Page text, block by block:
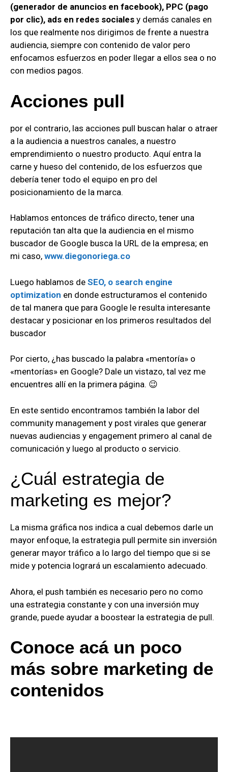
(generador de anuncios en facebook), PPC (pago
por clic), ads en redes sociales y demás canales en
los que realmente nos dirigimos de frente a nuestra
audiencia, siempre con contenido de valor pero
enfocamos esfuerzos en poder llegar a ellos sea o no
con medios pagos.
Acciones pull
por el contrario, las acciones pull buscan halar o atraer
a la audiencia a nuestros canales, a nuestro
emprendimiento o nuestro producto. Aquí entra la
carne y hueso del contenido, de los esfuerzos que
debería tener todo el equipo en pro del
posicionamiento de la marca.
Hablamos entonces de tráfico directo, tener una
reputación tan alta que la audiencia en el mismo
buscador de Google busca la URL de la empresa; en
mi caso, www.diegonoriega.co
Luego hablamos de SEO, o search engine
optimization en donde estructuramos el contenido
de tal manera que para Google le resulta interesante
destacar y posicionar en los primeros resultados del
buscador
Por cierto, ¿has buscado la palabra «mentoría» o
«mentorías» en Google? Dale un vistazo, tal vez me
encuentres allí en la primera página. 😉
En este sentido encontramos también la labor del
community management y post virales que generar
nuevas audiencias y engagement primero al canal de
comunicación y luego al producto o servicio.
¿Cuál estrategia de
marketing es mejor?
La misma gráfica nos indica a cual debemos darle un
mayor enfoque, la estrategia pull permite sin inversión
generar mayor tráfico a lo largo del tiempo que si se
mide y potencia logrará un escalamiento adecuado.
Ahora, el push también es necesario pero no como
una estrategia constante y con una inversión muy
grande, puede ayudar a boostear la estrategia de pull.
Conoce acá un poco
más sobre marketing de
contenidos